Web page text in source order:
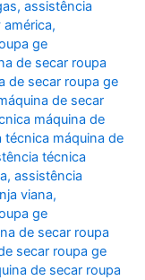
,assistência
,
ge
de secar roupa
de secar roupa ge
de secar
máquina de
técnica máquina de
técnica
,assistência
viana,
ge
de secar roupa
secar roupa ge
de secar roupa